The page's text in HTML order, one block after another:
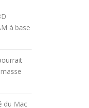
à base
du Mac